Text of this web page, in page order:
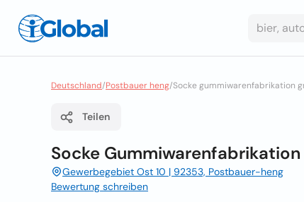
Deutschland/Postbauer heng/Socke gummiwarenfabrikation
Teilen
Socke
Gewerbegebiet Ost 10 | 92353, Postbauer-heng
Bewertung schreiben